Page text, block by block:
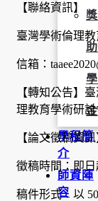
獎
助
學
金
學程簡
介
師資陣
容
【聯絡資訊】
臺灣學術倫理
信箱：
【轉知公告】
理教育學術研
【論文徵稿資訊
徵稿時間：即日
稿件形式：以